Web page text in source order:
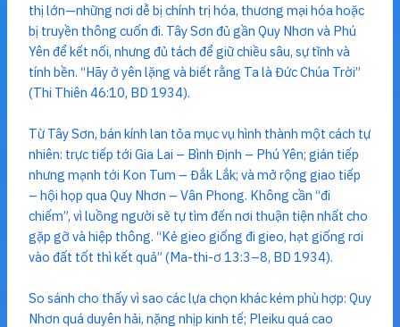
thị lớn—những nơi dễ bị chính trị hóa, thương mại hóa hoặc
bị truyền thông cuốn đi. Tây Sơn đủ gần Quy Nhơn và Phú
Yên để kết nối, nhưng đủ tách để giữ chiều sâu, sự tĩnh và
tính bền. “Hãy ở yên lặng và biết rằng Ta là Đức Chúa Trời”
(Thi Thiên 46:10, BD 1934).
Từ Tây Sơn, bán kính lan tỏa mục vụ hình thành một cách tự
nhiên: trực tiếp tới Gia Lai – Bình Định – Phú Yên; gián tiếp
nhưng mạnh tới Kon Tum – Đắk Lắk; và mở rộng giao tiếp
– hội họp qua Quy Nhơn – Vân Phong. Không cần “đi
chiếm”, vì luồng người sẽ tự tìm đến nơi thuận tiện nhất cho
gặp gỡ và hiệp thông. “Kẻ gieo giống đi gieo, hạt giống rơi
vào đất tốt thì kết quả” (Ma-thi-ơ 13:3–8, BD 1934).
So sánh cho thấy vì sao các lựa chọn khác kém phù hợp: Quy
Nhơn quá duyên hải, nặng nhịp kinh tế; Pleiku quá cao